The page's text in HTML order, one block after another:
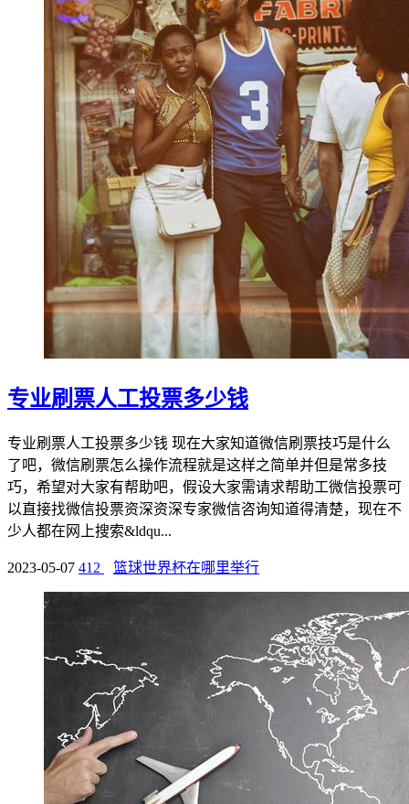
专业刷票人工投票多少钱
专业刷票人工投票多少钱 现在大家知道微信刷票技巧是什么
了吧，微信刷票怎么操作流程就是这样之简单并但是常多技
巧，希望对大家有帮助吧，假设大家需请求帮助工微信投票可
以直接找微信投票资深资深专家微信咨询知道得清楚，现在不
少人都在网上搜索&ldqu...
2023-05-07 412 篮球世界杯在哪里举行